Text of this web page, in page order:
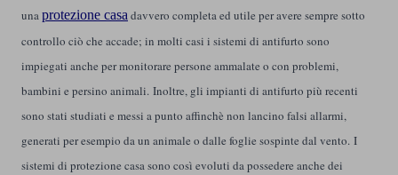
unaprotezione casa davvero completa ed utile per avere sempre sotto
controllo ciò che accade; in molti casi i sistemi di antifurto sono
impiegati anche per monitorare persone ammalate o con problemi,
bambini e persino animali. Inoltre, gli impianti di antifurto più recenti
sono stati studiati e messi a punto affinchè non lancino falsi allarmi,
generati per esempio da un animale o dalle foglie sospinte dal vento. I
sistemi di protezione casa sono così evoluti da possedere anche dei